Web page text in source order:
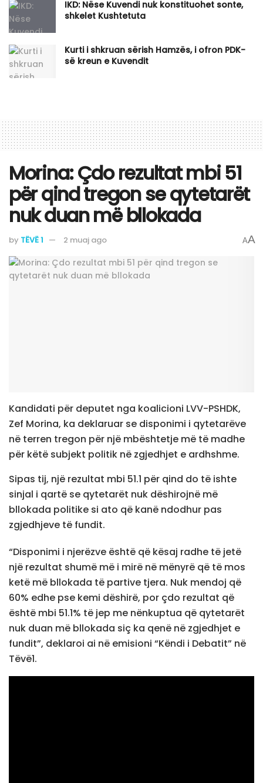
IKD: Nëse Kuvendi nuk konstituohet sonte,
shkelet Kushtetuta
Kurti i shkruan sërish Hamzës, i ofron PDK-
së kreun e Kuvendit
Morina: Çdo rezultat mbi 51
për qind tregon se qytetarët
nuk duan më bllokada
by TËVË 1 2 muaj ago AA
Kandidati për deputet nga koalicioni LVV-PSHDK,
Zef Morina, ka deklaruar se disponimi i qytetarëve
në terren tregon për një mbështetje më të madhe
për këtë subjekt politik në zgjedhjet e ardhshme.
Sipas tij, një rezultat mbi 51.1 për qind do të ishte
sinjal i qartë se qytetarët nuk dëshirojnë më
bllokada politike si ato që kanë ndodhur pas
zgjedhjeve të fundit.
“Disponimi i njerëzve është që kësaj radhe të jetë
një rezultat shumë më i mirë në mënyrë që të mos
ketë më bllokada të partive tjera. Nuk mendoj që
60% edhe pse kemi dëshirë, por çdo rezultat që
është mbi 51.1% të jep me nënkuptua që qytetarët
nuk duan më bllokada siç ka qenë në zgjedhjet e
fundit”, deklaroi ai në emisioni “Këndi i Debatit” në
Tëvë1.